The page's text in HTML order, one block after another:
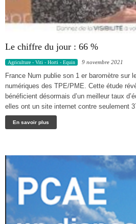
Le chiffre du jour : 66 %
Agriculture - Viti - Horti - Equin 9 novembre 2021
France Num publie son 1 er baromètre sur
numériques des TPE/PME. Cette étude
bénéficient désormais d’un meilleur taux
elles ont un site internet contre seulement
En savoir plus